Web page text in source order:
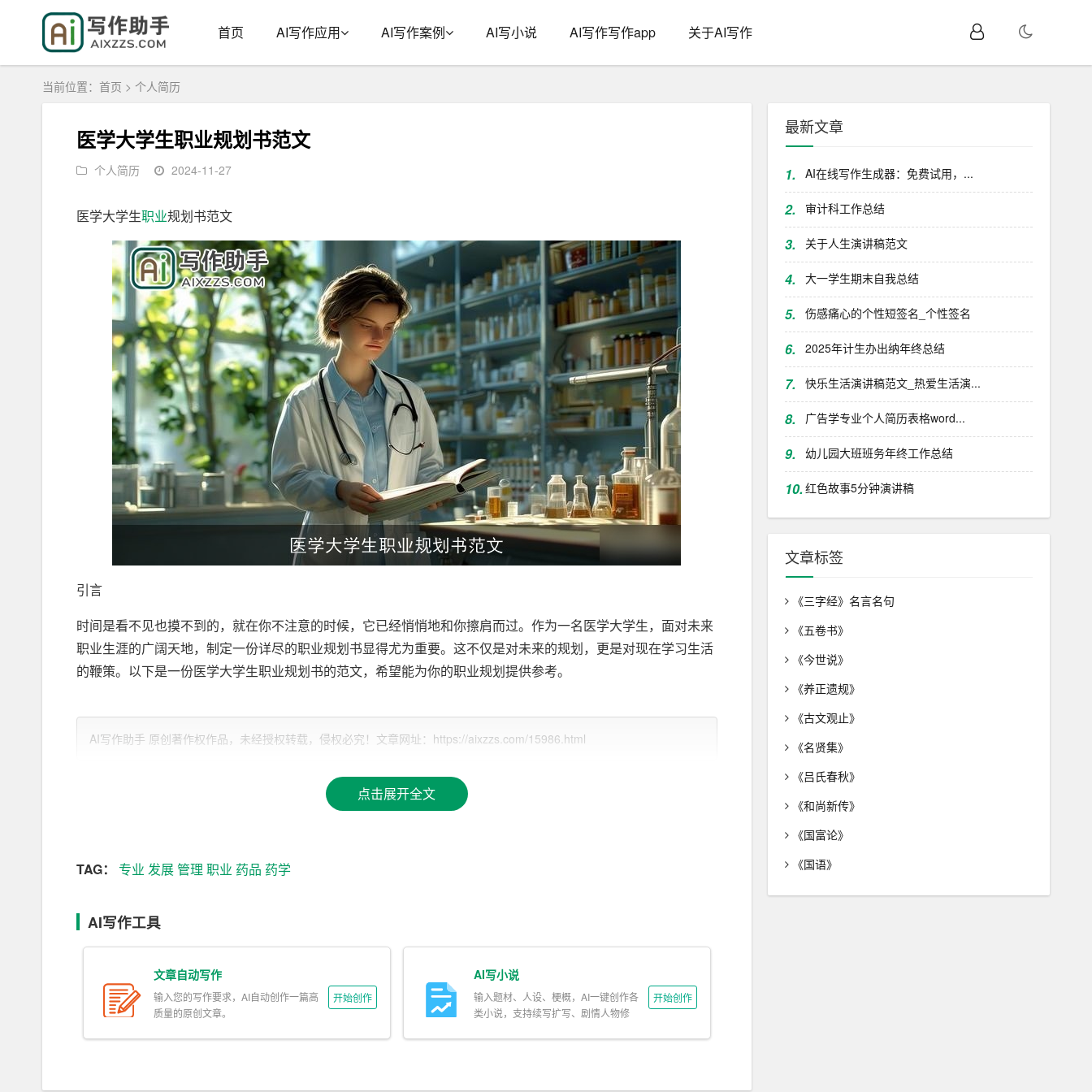
首页 AI写作应用 AI写作案例 AI写小说 AI写作写作app 关于AI写作
当前位置： 首页 > 个人简历
医学大学生职业规划书范文
个人简历 2024-11-27
医学大学生职业规划书范文
引言
时间是看不见也摸不到的，就在你不注意的时候，它已经悄悄地和你擦肩而过。作为一名医学大学生，面对未来
职业生涯的广阔天地，制定一份详尽的职业规划书显得尤为重要。这不仅是对未来的规划，更是对现在学习生活
的鞭策。以下是一份医学大学生职业规划书的范文，希望能为你的职业规划提供参考。
我对自己性格的评估为：重情义，外向，认真负责，考虑周到，对于感兴趣的事情不知疲倦。善良，乐于助人，
业。我十分愿意遵守医学生誓词中所说的“我志愿献身医学，热爱祖国，忠于人民，恪守医德，尊师守纪，刻苦
。我决心竭尽全力除人类之病痛，助健康之完美，维护医术的圣洁和荣
二、专业环境及评价
发，到生产、加工，以及最后的流通使用，所有过程只要是和“药”相关的，都属于药学的研究范畴。人们常会将
药学和制药工程混淆，药学主要注重于药品本身的基础研究；制药工程的重点则在于工程，侧重于制造生产出合
药学专业的就业方向十分广阔，与药品相关的各个领域（主要包括药品研究开发部门、生产部门、
管理部门、营
AI写作助手 原创著作权作品，未经授权转载，侵权必究！文章网址：https://aixzzs.com/15986.html
点击展开全文
TAG： 专业 发展 管理 职业 药品 药学
AI写作工具
文章自动写作
输入您的写作要求，AI自动创作一篇高
质量的原创文章。
开始创作
AI写小说
输入题材、人设、梗概，AI一键创作各
类小说，支持续写扩写、剧情人物修
开始创作
最新文章
1. AI在线写作生成器：免费试用，...
2. 审计科工作总结
3. 关于人生演讲稿范文
4. 大一学生期末自我总结
5. 伤感痛心的个性短签名_个性签名
6. 2025年计生办出纳年终总结
7. 快乐生活演讲稿范文_热爱生活演...
8. 广告学专业个人简历表格word...
9. 幼儿园大班班务年终工作总结
10.红色故事5分钟演讲稿
文章标签
《三字经》名言名句
《五卷书》
《今世说》
《养正遗规》
《古文观止》
《名贤集》
《吕氏春秋》
《和尚新传》
《国富论》
《国语》